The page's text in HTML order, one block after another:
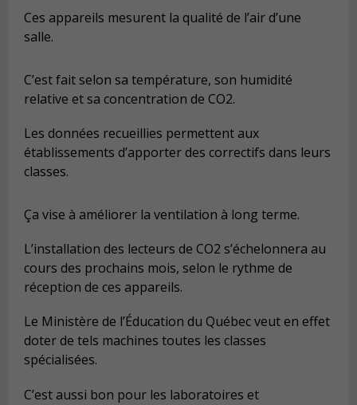
Ces appareils mesurent la qualité de l’air d’une
salle.
C’est fait selon sa température, son humidité
relative et sa concentration de CO2.
Les données recueillies permettent aux
établissements d’apporter des correctifs dans leurs
classes.
Ça vise à améliorer la ventilation à long terme.
L’installation des lecteurs de CO2 s’échelonnera au
cours des prochains mois, selon le rythme de
réception de ces appareils.
Le Ministère de l’Éducation du Québec veut en effet
doter de tels machines toutes les classes
spécialisées.
C’est aussi bon pour les laboratoires et